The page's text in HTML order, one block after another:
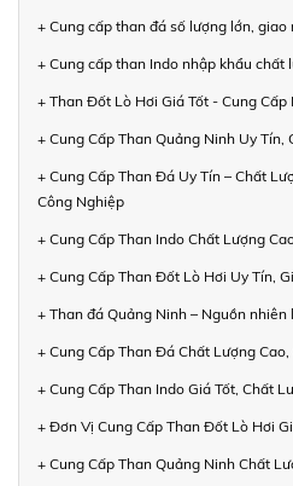
+ Cung cấp than đá số lượng lớn,
+ Cung cấp than Indo nhập khẩu chất
+ Than Đốt Lò Hơi Giá Tốt - Cung Cấp
+ Cung Cấp Than Quảng Ninh Uy Tín,
+ Cung Cấp Than Đá Uy Tín – Chất
Công Nghiệp
+ Cung Cấp Than Indo Chất Lượng
+ Cung Cấp Than Đốt Lò Hơi Uy Tín,
+ Than đá Quảng Ninh – Nguồn
+ Cung Cấp Than Đá Chất Lượng
+ Cung Cấp Than Indo Giá Tốt, Chất
+ Đơn Vị Cung Cấp Than Đốt Lò Hơi
+ Cung Cấp Than Quảng Ninh Chất